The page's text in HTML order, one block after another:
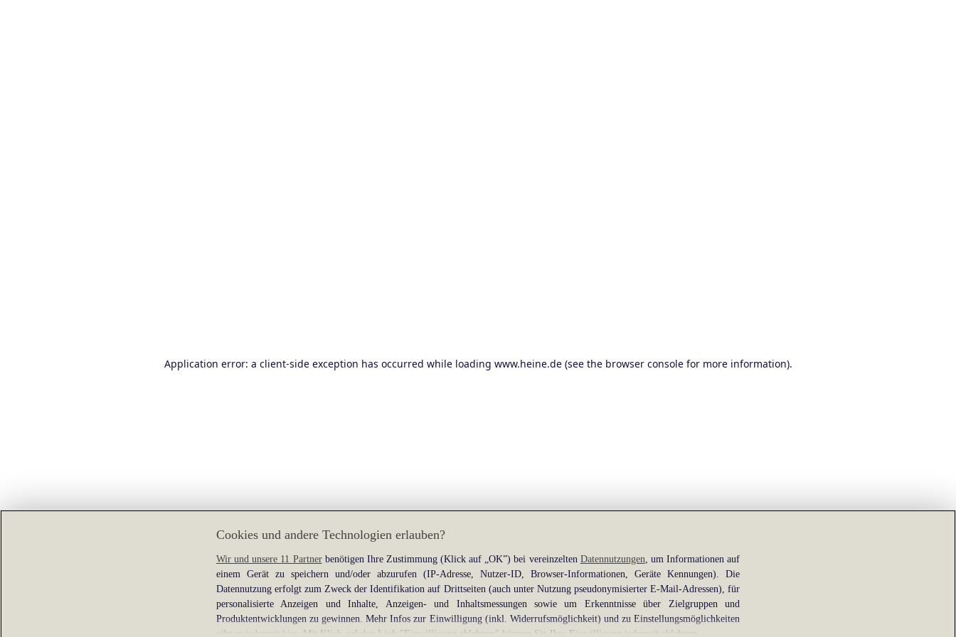
Application error: a client-side exception has occurred while loading www.heine.de(see the browser consolefor more information).
Cookies und andere Technologien erlauben?
Wir und unsere 11 Partnerbenötigen Ihre Zustimmung (Klick auf „OK”) bei vereinzelten Datennutzungen , um Informationen auf
einem Gerät zu speichern und/oder abzurufen (IP-Adresse, Nutzer-ID, Browser-Informationen, Geräte Kennungen). Die
Datennutzung erfolgt zum Zweck der Identifikation auf Drittseiten (auch unter Nutzung pseudonymisierter E-Mail-Adressen), für
personalisierte Anzeigen und Inhalte, Anzeigen- und Inhaltsmessungen sowie um Erkenntnisse über Zielgruppen und
Produktentwicklungen zu gewinnen. Mehr Infos zur Einwilligung (inkl. Widerrufsmöglichkeit) und zu Einstellungsmöglichkeiten
gibt es jederzeit hier . Mit Klick auf den Link "Einwilligung ablehnen" können Sie Ihre Einwilligung jederzeit ablehnen.